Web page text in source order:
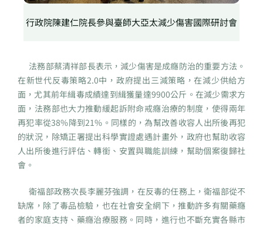
行政院陳建仁院長參與臺師大亞太減少傷害國際研討會
法務部蔡清祥部長表示，減少傷害是成癮防治的重要方法。
在新世代反毒策略2.0中，政府提出三減策略，在減少供給方
面，尤其前年緝毒成績達到緝獲量達9900公斤。在減少需求方
面，法務部也大力推動緩起訴附命戒癮治療的制度，使得兩年
再犯率從38%降到21%。同樣的，為幫改善收容人出所後再犯
的狀況，除矯正署提出科學實證處遇計畫外，政府也幫助收容
人出所後進行評估、轉銜、安置與職能訓練，幫助個案復歸社
會。
衛福部政務次長李麗芬強調，在反毒的任務上，衛福部從不
缺席，除了毒品檢驗，也在社會安全網下，推動許多有關藥癮
者的家庭支持、藥癮治療服務。同時，進行也不斷充實各縣市